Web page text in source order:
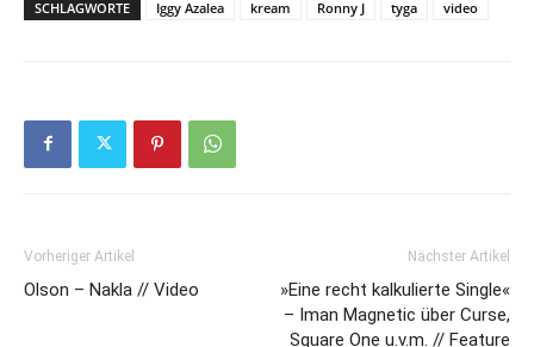
SCHLAGWORTE Iggy Azalea kream Ronny J tyga video
Vorheriger Artikel
Olson – Nakla // Video
Nächster Artikel
»Eine recht kalkulierte Single«
– Iman Magnetic über Curse,
Square One u.v.m. // Feature